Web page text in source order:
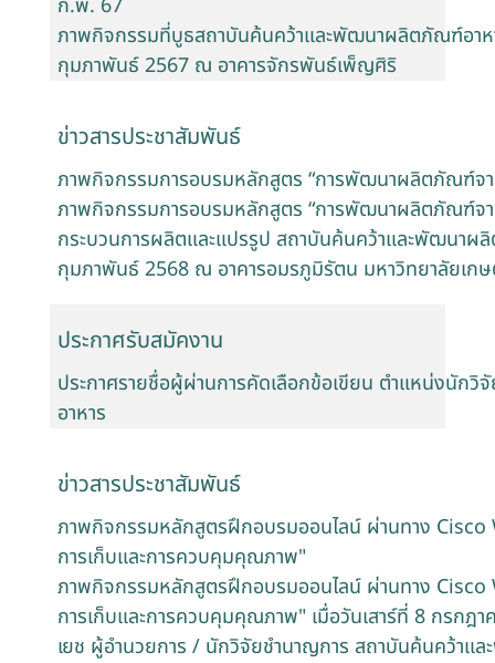
ก.พ. 67
ภาพกิจกรรมที่บูธสถาบันค้นคว้าและพัฒนาผลิตภัณฑ์อาห
กุมภาพันธ์ 2567 ณ อาคารจักรพันธ์เพ็ญศิริ
ข่าวสารประชาสัมพันธ์
ภาพกิจกรรมการอบรมหลักสูตร “การพัฒนาผลิตภัณฑ์จา
ภาพกิจกรรมการอบรมหลักสูตร “การพัฒนาผลิตภัณฑ์จา
กระบวนการผลิตและแปรรูป สถาบันค้นคว้าและพัฒนา
กุมภาพันธ์ 2568 ณ อาคารอมรภูมิรัตน มหาวิทยาลัยเกษ
ประกาศรับสมัคงาน
ประกาศรายชื่อผู้ผ่านการคัดเลือกข้อเขียน ตำแหน่งนัก
อาหาร
ข่าวสารประชาสัมพันธ์
ภาพกิจกรรมหลักสูตรฝึกอบรมออนไลน์ ผ่านทาง Cisco
การเก็บและการควบคุมคุณภาพ"
ภาพกิจกรรมหลักสูตรฝึกอบรมออนไลน์ ผ่านทาง Cisco
การเก็บและการควบคุมคุณภาพ" เมื่อวันเสาร์ที่ 8 กรกฎ
เยช ผู้อำนวยการ / นักวิจัยชำนาญการ สถาบันค้นคว้าแ